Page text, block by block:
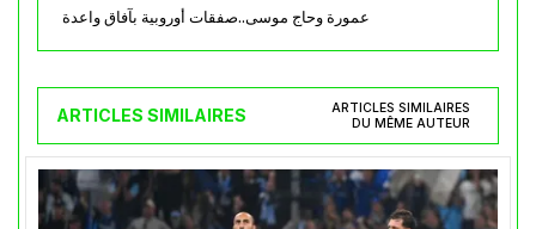
عمورة وحاج موسى..صفقات أوروبية بآفاق واعدة
ARTICLES SIMILAIRES
ARTICLES SIMILAIRES
DU MÊME AUTEUR